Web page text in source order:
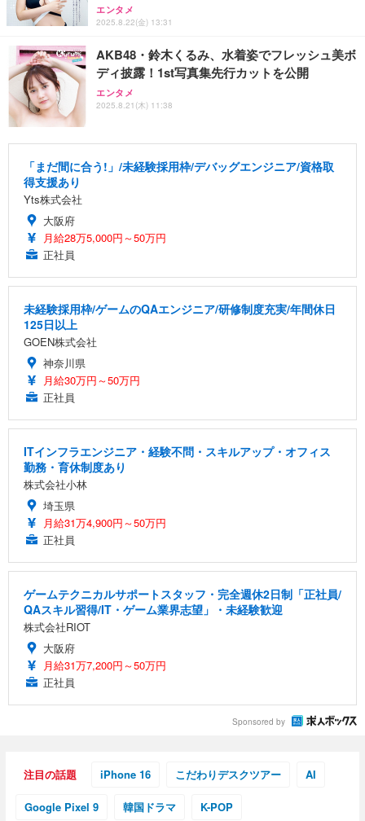
エンタメ
2025.8.22(金) 13:31
AKB48・鈴木くるみ、水着姿でフレッシュ美ボ
ディ披露！1st写真集先行カットを公開
エンタメ
2025.8.21(木) 11:38
「まだ間に合う!」/未経験採用枠/デバッグエンジニア/資格取
得支援あり
Yts株式会社
大阪府
月給28万5,000円～50万円
正社員
未経験採用枠/ゲームのQAエンジニア/研修制度充実/年間休日
125日以上
GOEN株式会社
神奈川県
月給30万円～50万円
正社員
ITインフラエンジニア・経験不問・スキルアップ・オフィス
勤務・育休制度あり
株式会社小林
埼玉県
月給31万4,900円～50万円
正社員
ゲームテクニカルサポートスタッフ・完全週休2日制「正社員/
QAスキル習得/IT・ゲーム業界志望」・未経験歓迎
株式会社RIOT
大阪府
月給31万7,200円～50万円
正社員
Sponsored by
注目の話題 iPhone 16 こだわりデスクツアー AI
Google Pixel 9 韓国ドラマ K-POP